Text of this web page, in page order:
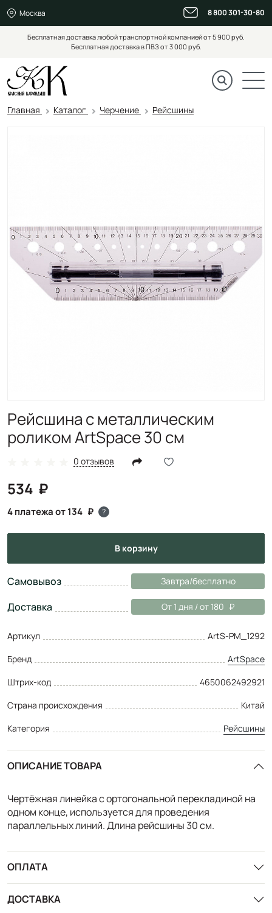
Москва 8 800 301-30-80
Бесплатная доставка любой транспортной компанией от 5 900 руб.
Бесплатная доставка в ПВЗ от 3 000 руб.
Главная Каталог Черчение Рейсшины
Рейсшина с металлическим
роликом ArtSpace 30 см
0 отзывов
534
4 платежа от 134 ?
в корзину
Самовывоз Завтра/бесплатно
Доставка От 1 дня / от 180
Артикул
ArtS-РМ_1292
Бренд
ArtSpace
Штрих-код
4650062492921
Страна происхождения
Китай
Категория
Рейсшины
ОПИСАНИЕ ТОВАРА
Чертёжная линейка с ортогональной перекладиной на
одном конце, используется для проведения
параллельных линий. Длина рейсшины 30 см.
ОПЛАТА
ДОСТАВКА